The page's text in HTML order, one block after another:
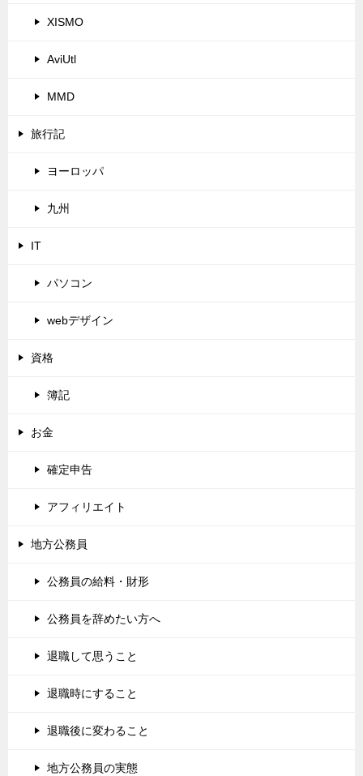
XISMO
AviUtl
MMD
旅行記
ヨーロッパ
九州
IT
パソコン
webデザイン
資格
簿記
お金
確定申告
アフィリエイト
地方公務員
公務員の給料・財形
公務員を辞めたい方へ
退職して思うこと
退職時にすること
退職後に変わること
地方公務員の実態